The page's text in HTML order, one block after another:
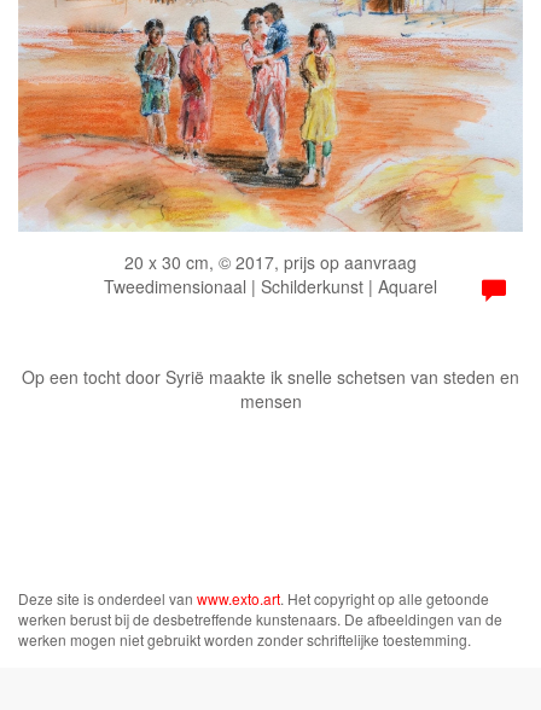
20 x 30 cm, © 2017, prijs op aanvraag
Tweedimensionaal | Schilderkunst | Aquarel
Op een tocht door Syrië maakte ik snelle schetsen van steden en
mensen
Deze site is onderdeel van www.exto.art. Het copyright op alle getoonde
werken berust bij de desbetreffende kunstenaars. De afbeeldingen van de
werken mogen niet gebruikt worden zonder schriftelijke toestemming.